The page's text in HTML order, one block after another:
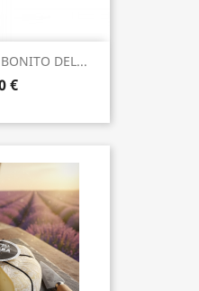
DEL...
€